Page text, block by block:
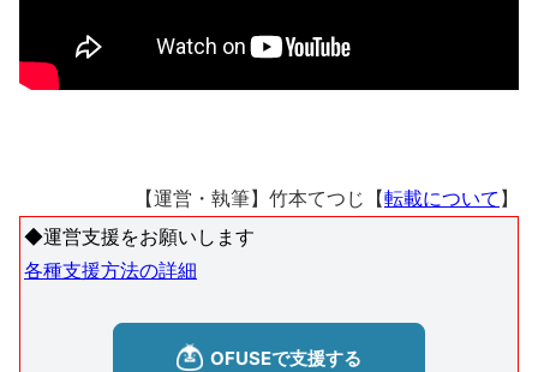
【運営・執筆】竹本てつじ【転載について 】
◆運営支援をお願いします
各種支援方法の詳細